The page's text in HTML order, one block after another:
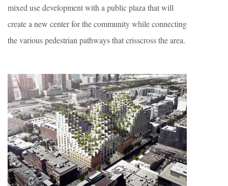
mixed use development with a public plaza that will
create a new center for the community while connecting
the various pedestrian pathways that crisscross the area.